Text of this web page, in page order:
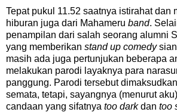
Tepat pukul 11.52 saatnya istirahat dan
hiburan juga dari Mahameru band.
penampilan dari salah seorang alumni
yang memberikan stand up comedy
masih ada juga pertunjukan beberapa
melakukan parodi layaknya para
panggung. Parodi tersebut
semata, tetapi, sayangnya (menurut
candaan yang sifatnya too darkdan too